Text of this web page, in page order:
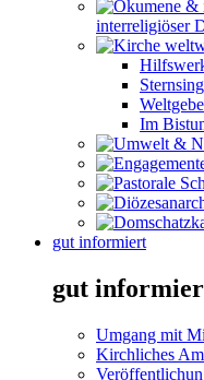
interreligiöser
Im
gut informiert
gut
Umgang mit
Kirchliches